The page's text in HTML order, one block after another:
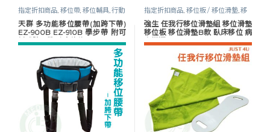
指定折扣商品 移位帶,移位輔具,行動
輔具
天群 多功能移位腰帶(加跨下帶)
EZ-900B EZ-910B 學步帶 附可
拆式胯下帶 臥床移位
指定折扣商品 移位板 / 移位滑墊,移
位輔具,移位輔具,行動輔具 ,長照專區
強生 任我行移位滑墊組 移位滑墊
移位板 移位滑墊B款 臥床移位 病
人搬運 TV123SET JUST 4U